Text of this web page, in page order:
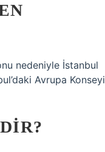
nedeniyle İstanbul
Avrupa Konseyi